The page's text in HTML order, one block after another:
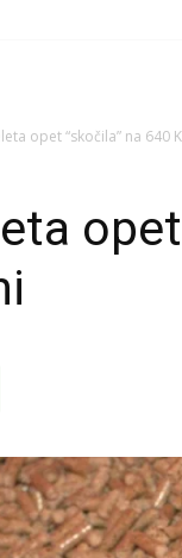
opet “skočila” na 640